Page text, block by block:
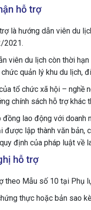
hỗ trợ
là hướng dẫn viên du
2021.
viên du lịch còn thời
quản lý khu du lịch,
tổ chức xã hội – nghề
chính sách hỗ trợ
đồng lao động với doanh
được lập thành văn
định của pháp luật về
hỗ trợ
theo Mẫu số 10 tại Phụ
thực hoặc bản sao